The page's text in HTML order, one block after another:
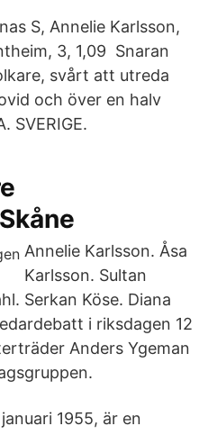
S, Annelie Karlsson,
3, 1,09 Snaran
svårt att utreda
och över en halv
SVERIGE.
Annelie Karlsson. Åsa
Karlsson. Sultan
Serkan Köse. Diana
i riksdagen 12
Anders Ygeman
1955, är en